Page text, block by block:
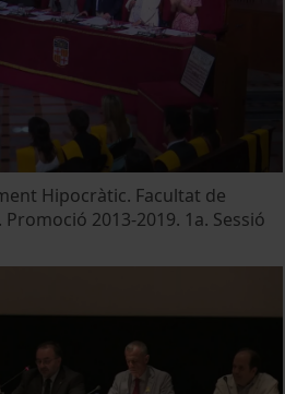
Hipocràtic. Facultat de
2013-2019. 1a. Sessió